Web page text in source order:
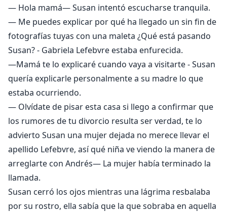
— Hola mamá— Susan intentó escucharse tranquila.
— Me puedes explicar por qué ha llegado un sin fin de
fotografías tuyas con una maleta ¿Qué está pasando
Susan? - Gabriela Lefebvre estaba enfurecida.
—Mamá te lo explicaré cuando vaya a visitarte - Susan
quería explicarle personalmente a su madre lo que
estaba ocurriendo.
— Olvídate de pisar esta casa si llego a confirmar que
los rumores de tu divorcio resulta ser verdad, te lo
advierto Susan una mujer dejada no merece llevar el
apellido Lefebvre, así qué niña ve viendo la manera de
arreglarte con Andrés— La mujer había terminado la
llamada.
Susan cerró los ojos mientras una lágrima resbalaba
por su rostro, ella sabía que la que sobraba en aquella